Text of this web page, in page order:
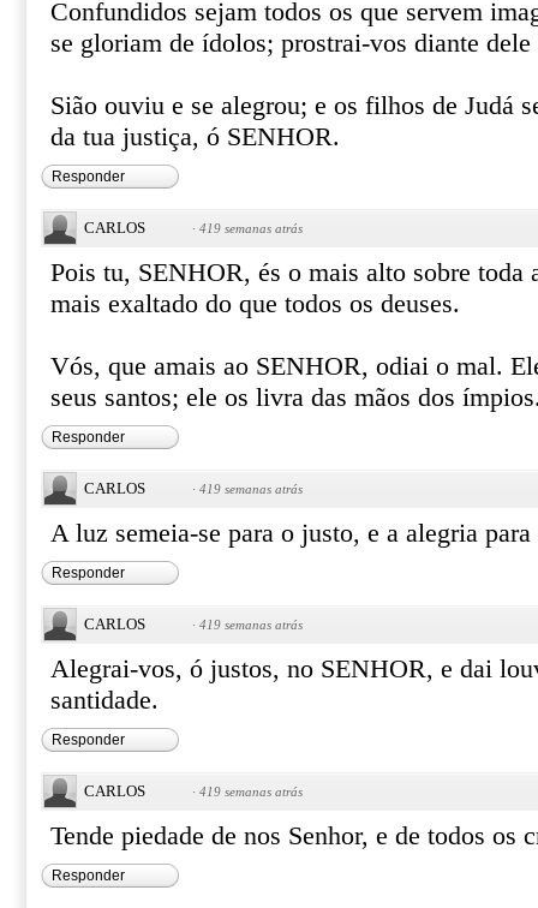
Confundidos sejam todos os que servem
se gloriam de ídolos; prostrai-vos diante dele
Sião ouviu e se alegrou; e os filhos de Judá
da tua justiça, ó SENHOR.
Responder
CARLOS · 419 semanas atrás
Pois tu, SENHOR, és o mais alto sobre toda
mais exaltado do que todos os deuses.
Vós, que amais ao SENHOR, odiai o mal.
seus santos; ele os livra das mãos dos
Responder
CARLOS · 419 semanas atrás
A luz semeia-se para o justo, e a alegria
Responder
CARLOS · 419 semanas atrás
Alegrai-vos, ó justos, no SENHOR, e dai
santidade.
Responder
CARLOS · 419 semanas atrás
Tende piedade de nos Senhor, e de todos os
Responder